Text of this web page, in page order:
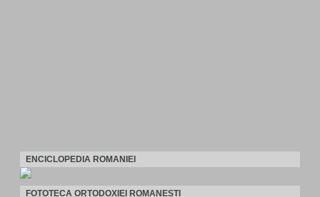
ENCICLOPEDIA ROMANIEI
FOTOTECA ORTODOXIEI ROMANESTI